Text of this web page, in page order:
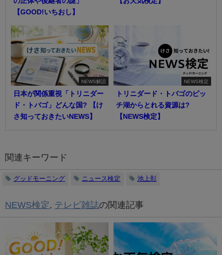
【GOOD!いちおし】
NEWS解説
日本が関係重視「トリニダー
ド・トバゴ」どんな国? 【け
さ知っておきたいNEWS】
NEWS検定
トリニダード・トバゴのピッ
チ湖からとれる資源は?
【NEWS検定】
関連キーワード
グッドモーニング ニュース検定 池上彰
NEWS検定, テレビ雑誌の関連記事